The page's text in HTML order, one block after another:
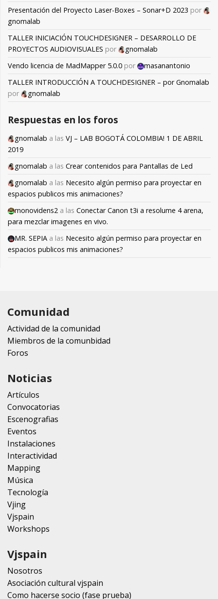
Presentación del Proyecto Laser-Boxes – Sonar+D 2023 por
gnomalab
TALLER INICIACIÓN TOUCHDESIGNER – DESARROLLO DE
PROYECTOS AUDIOVISUALES por
gnomalab
Vendo licencia de MadMapper 5.0.0 por
masanantonio
TALLER INTRODUCCIÓN A TOUCHDESIGNER – por Gnomalab
por
gnomalab
Respuestas en los foros
gnomalab a las VJ – LAB BOGOTÁ COLOMBIA! 1 DE ABRIL
2019
gnomalab a las Crear contenidos para Pantallas de Led
gnomalab a las Necesito algún permiso para proyectar en
espacios publicos mis animaciones?
monovidens2 a las Conectar Canon t3i a resolume 4 arena,
para mezclar imagenes en vivo.
MR. SEPIA a las Necesito algún permiso para proyectar en
espacios publicos mis animaciones?
Comunidad
Actividad de la comunidad
Miembros de la comunbidad
Foros
Noticias
Artículos
Convocatorias
Escenografias
Eventos
Instalaciones
Interactividad
Mapping
Música
Tecnología
Vjing
Vjspain
Workshops
Vjspain
Nosotros
Asociación cultural vjspain
Como hacerse socio (fase prueba)